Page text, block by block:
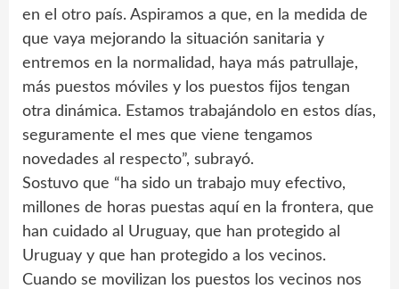
en el otro país. Aspiramos a que, en la medida de
que vaya mejorando la situación sanitaria y
entremos en la normalidad, haya más patrullaje,
más puestos móviles y los puestos fijos tengan
otra dinámica. Estamos trabajándolo en estos días,
seguramente el mes que viene tengamos
novedades al respecto”, subrayó.
Sostuvo que “ha sido un trabajo muy efectivo,
millones de horas puestas aquí en la frontera, que
han cuidado al Uruguay, que han protegido al
Uruguay y que han protegido a los vecinos.
Cuando se movilizan los puestos los vecinos nos